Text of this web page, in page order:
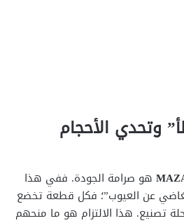
وتحدي الأحجام
هو صرامة الجودة. ففي هذا
عن العيوب”؛ فكل قطعة تخضع
تصنيع. هذا الالتزام هو ما منحهم